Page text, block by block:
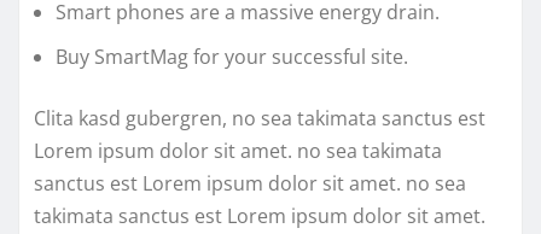
Smart phones are a massive energy drain.
Buy SmartMag for your successful site.
Clita kasd gubergren, no sea takimata sanctus est
Lorem ipsum dolor sit amet. no sea takimata
sanctus est Lorem ipsum dolor sit amet. no sea
takimata sanctus est Lorem ipsum dolor sit amet.